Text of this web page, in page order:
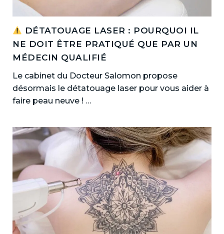
DÉTATOUAGE LASER : POURQUOI IL
NE DOIT ÊTRE PRATIQUÉ QUE PAR UN
MÉDECIN QUALIFIÉ
Le cabinet du Docteur Salomon propose
désormais le détatouage laser pour vous aider à
faire peau neuve ! …